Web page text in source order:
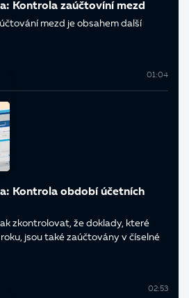
Kontrola zaúčtovíní mezd
mezd je obsahem další
01:04
Kontrola období účetních
zkontrolovat, že doklady, které
jsou také zaúčtovány v číselné
02:53